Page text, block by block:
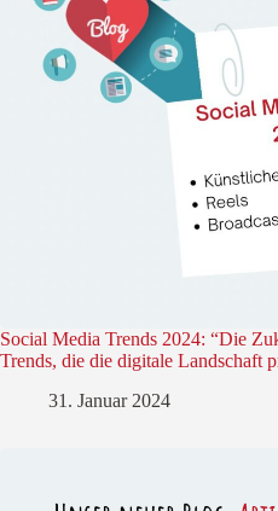
Social Media Trends 2024: “Die
Trends, die die digitale Landschaft
31. Januar 2024